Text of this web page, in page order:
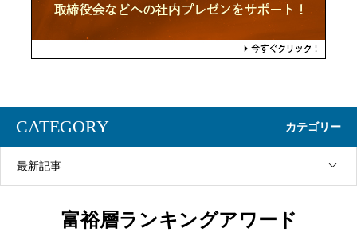
CATEGORY カテゴリー
最新記事
富裕層ランキングアワード